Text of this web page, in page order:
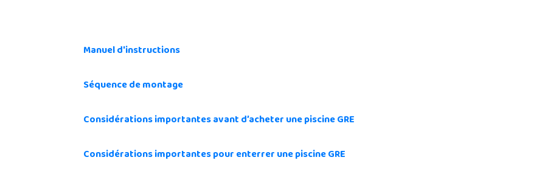
Manuel d'instructions
Séquence de montage
Considérations importantes avant d’acheter une piscine GRE
Considérations importantes pour enterrer une piscine GRE